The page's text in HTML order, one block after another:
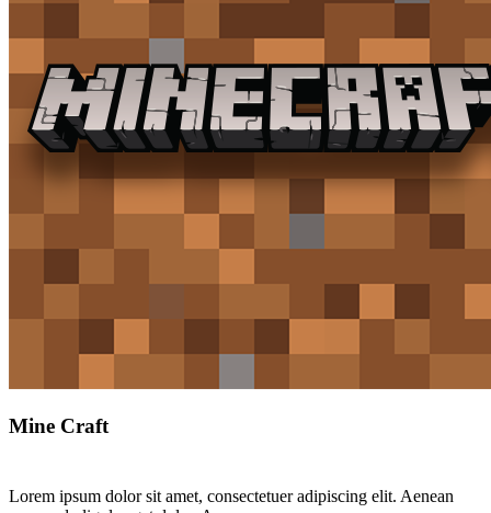
Mine Craft
Lorem ipsum dolor sit amet, consectetuer adipiscing elit. Aenean